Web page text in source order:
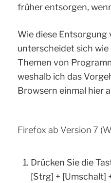
früher entsorgen,
Wie diese
unterscheidet sich wie
Themen von
weshalb ich das
Browsern einmal hier
Firefox ab Version 7
Drücken Sie die
[Strg] + [Umschalt]